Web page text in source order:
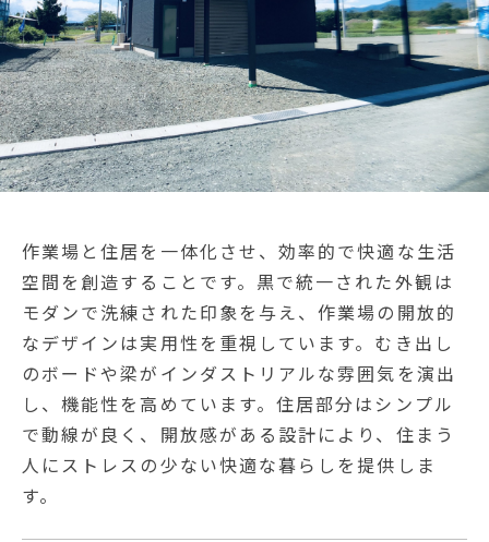
作業場と住居を一体化させ、効率的で快適な生活
空間を創造することです。黒で統一された外観は
モダンで洗練された印象を与え、作業場の開放的
なデザインは実用性を重視しています。むき出し
のボードや梁がインダストリアルな雰囲気を演出
し、機能性を高めています。住居部分はシンプル
で動線が良く、開放感がある設計により、住まう
人にストレスの少ない快適な暮らしを提供しま
す。